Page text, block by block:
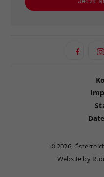
©2026,
Website by